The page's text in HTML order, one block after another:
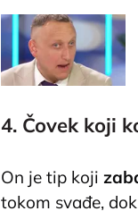
4. Čovek koji
On je tip koji
tokom svađe,